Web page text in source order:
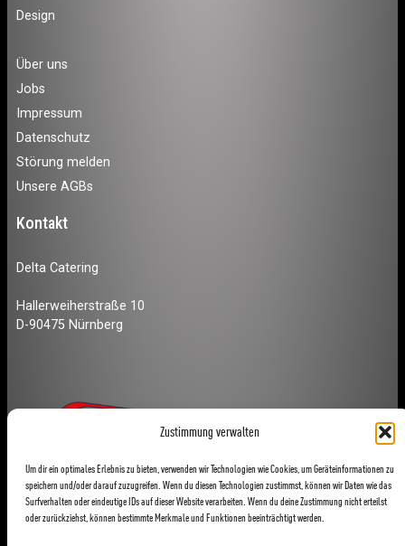
Zustimmung verwalten
Um dir ein optimales Erlebnis zu bieten, verwenden wir Technologien wie Cookies, um Geräteinformationen zu
speichern und/oder darauf zuzugreifen. Wenn du diesen Technologien zustimmst, können wir Daten wie das
Surfverhalten oder eindeutige IDs auf dieser Website verarbeiten. Wenn du deine Zustimmung nicht erteilst
oder zurückziehst, können bestimmte Merkmale und Funktionen beeinträchtigt werden.
Design
Über uns
Jobs
Impressum
Datenschutz
Störung melden
Unsere AGBs
Kontakt
Delta Catering
Hallerweiherstraße 10
D-90475 Nürnberg